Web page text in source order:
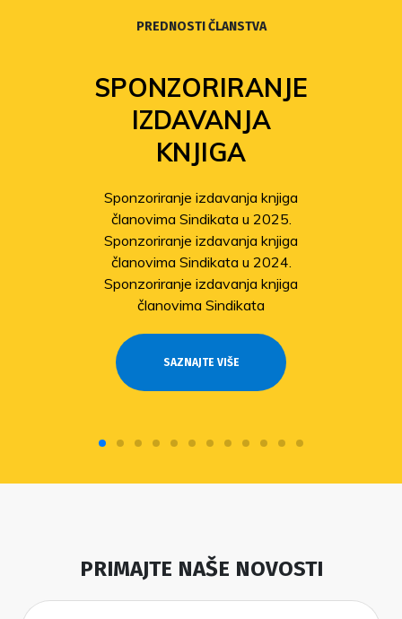
PREDNOSTI ČLANSTVA
SPONZORIRANJE
IZDAVANJA
KNJIGA
Sponzoriranje izdavanja knjiga
članovima Sindikata u 2025.
Sponzoriranje izdavanja knjiga
članovima Sindikata u 2024.
Sponzoriranje izdavanja knjiga
članovima Sindikata
SAZNAJTE VIŠE
PRIMAJTE NAŠE NOVOSTI